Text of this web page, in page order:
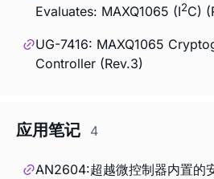
Evaluates: MAXQ1065 (I2C)
UG-7416: MAXQ1065
Controller (Rev.3)
应用笔记 4
AN2604:超越微控制器内置的